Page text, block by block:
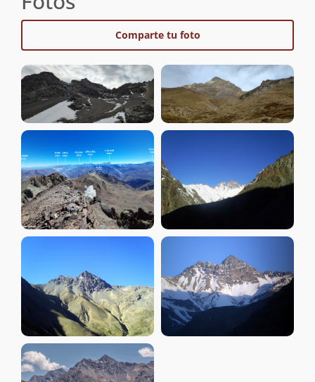
Comparte tu foto